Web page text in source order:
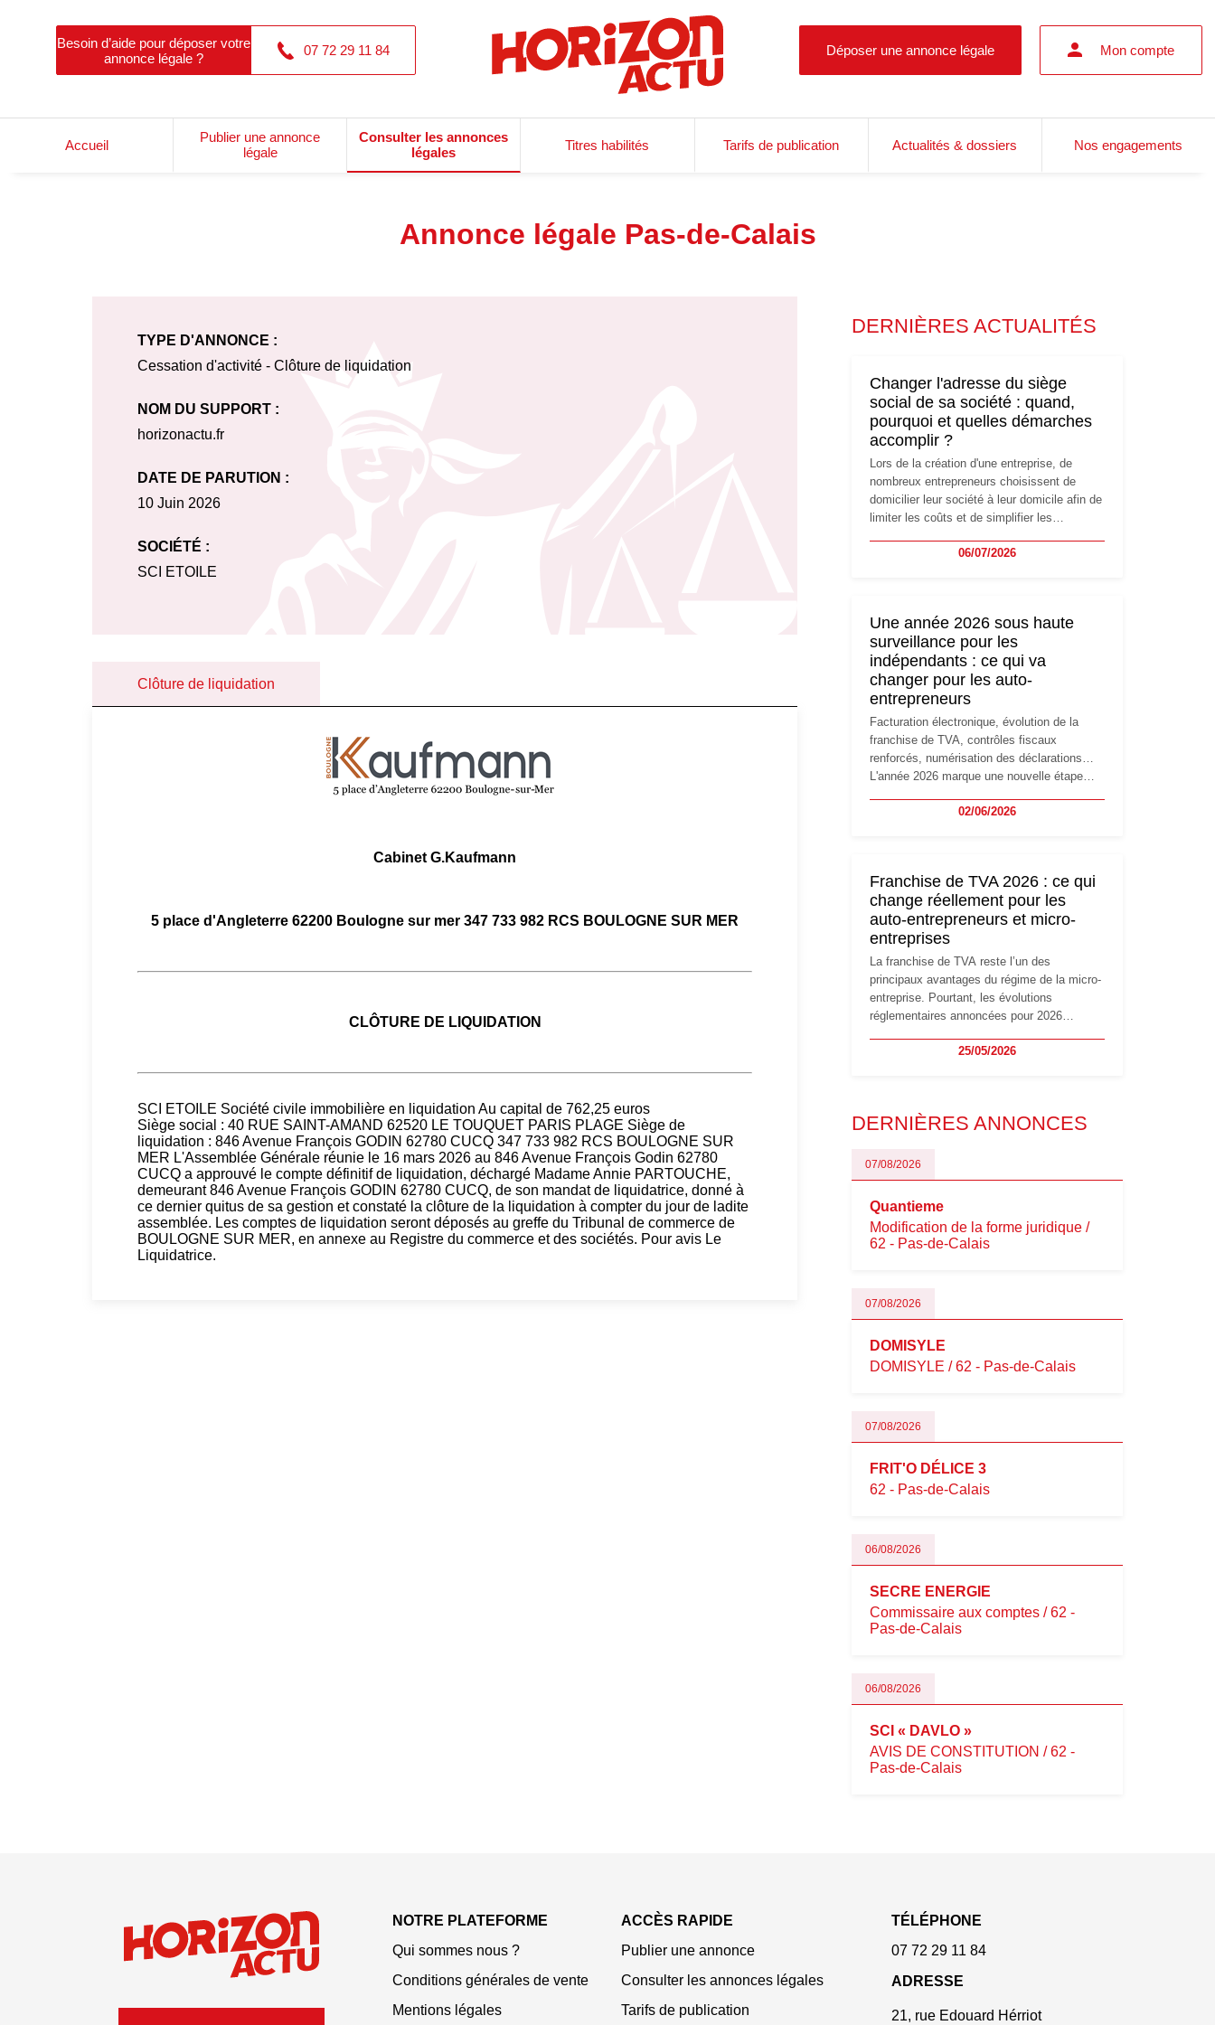
Besoin d’aide pour déposer votre
annonce légale ?
07 72 29 11 84 Déposer une annonce légale Mon compte
Accueil
Publier une annonce
légale
Consulter les annonces
légales
Titres habilités Tarifs de publication Actualités & dossiers Nos engagements
Annonce légale Pas-de-Calais
TYPE D'ANNONCE :
Cessation d'activité - Clôture de liquidation
NOM DU SUPPORT :
horizonactu.fr
DATE DE PARUTION :
10 Juin 2026
SOCIÉTÉ :
SCI ETOILE
Clôture de liquidation
Cabinet G.Kaufmann
5 place d'Angleterre 62200 Boulogne sur mer 347 733 982 RCS BOULOGNE SUR MER
CLÔTURE DE LIQUIDATION
SCI ETOILE Société civile immobilière en liquidation Au capital de 762,25 euros
Siège social : 40 RUE SAINT-AMAND 62520 LE TOUQUET PARIS PLAGE Siège de
liquidation : 846 Avenue François GODIN 62780 CUCQ 347 733 982 RCS BOULOGNE SUR
MER L'Assemblée Générale réunie le 16 mars 2026 au 846 Avenue François Godin 62780
CUCQ a approuvé le compte définitif de liquidation, déchargé Madame Annie PARTOUCHE,
demeurant 846 Avenue François GODIN 62780 CUCQ, de son mandat de liquidatrice, donné à
ce dernier quitus de sa gestion et constaté la clôture de la liquidation à compter du jour de ladite
assemblée. Les comptes de liquidation seront déposés au greffe du Tribunal de commerce de
BOULOGNE SUR MER, en annexe au Registre du commerce et des sociétés. Pour avis Le
Liquidatrice.
DERNIÈRES ACTUALITÉS
Changer l'adresse du siège
social de sa société : quand,
pourquoi et quelles démarches
accomplir ?
Lors de la création d'une entreprise, de
nombreux entrepreneurs choisissent de
domicilier leur société à leur domicile afin de
limiter les coûts et de simplifier les
l'activité, cette solution peut rapidement
siège social répond souvent à une nouvelle
étape de la vie de l'entreprise et implique
plusieurs formalités obligatoires.
06/07/2026
Une année 2026 sous haute
surveillance pour les
indépendants : ce qui va
changer pour les auto-
entrepreneurs
Facturation électronique, évolution de la
franchise de TVA, contrôles fiscaux
renforcés, numérisation des déclarations…
L'année 2026 marque une nouvelle étape
travailleurs indépendants. Si le régime de la
réglementaire plus exigeant. Décryptage des
principaux changements et des précautions
à prendre pour éviter les mauvaises
surprises.
02/06/2026
Franchise de TVA 2026 : ce qui
change réellement pour les
auto-entrepreneurs et micro-
entreprises
La franchise de TVA reste l’un des
principaux avantages du régime de la micro-
entreprise. Pourtant, les évolutions
réglementaires annoncées pour 2026
les auto-entrepreneurs, artisans et
évoluent dans un contexte de contrôle
oblige les indépendants à rester
particulièrement vigilants.
25/05/2026
DERNIÈRES ANNONCES
07/08/2026
Quantieme
Modification de la forme juridique /
62 - Pas-de-Calais
07/08/2026
DOMISYLE
DOMISYLE / 62 - Pas-de-Calais
07/08/2026
FRIT'O DÉLICE 3
62 - Pas-de-Calais
06/08/2026
SECRE ENERGIE
Commissaire aux comptes / 62 -
Pas-de-Calais
06/08/2026
SCI « DAVLO »
AVIS DE CONSTITUTION / 62 -
Pas-de-Calais
NOTRE PLATEFORME
Qui sommes nous ?
Conditions générales de vente
Mentions légales
ACCÈS RAPIDE
Publier une annonce
Consulter les annonces légales
Tarifs de publication
TÉLÉPHONE
07 72 29 11 84
ADRESSE
21, rue Edouard Hérriot